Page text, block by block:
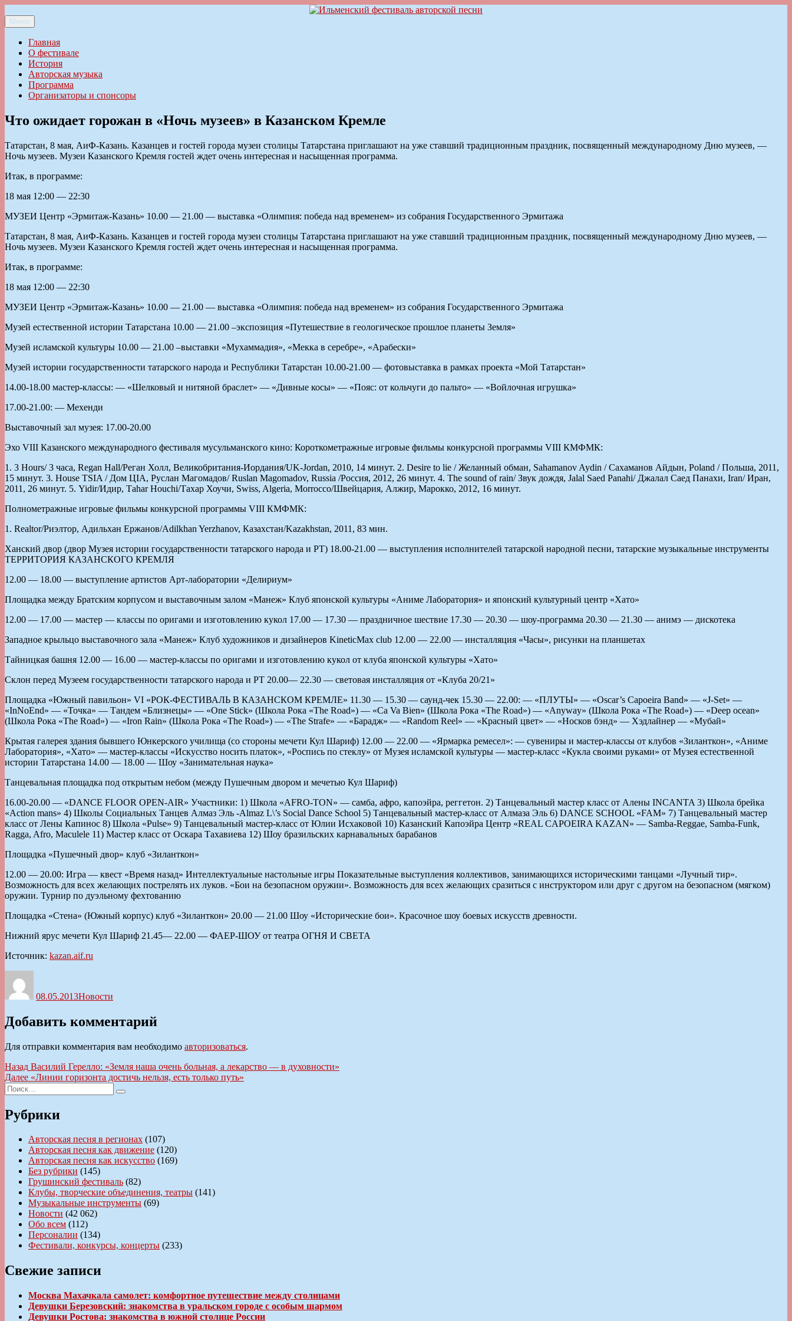
к
содержимому
Ильменский фестиваль авторской песни
Меню
Главная
О фестивале
История
Авторская музыка
Программа
Организаторы и спонсоры
Что ожидает горожан в «Ночь музеев» в Казанском Кремле
Татарстан, 8 мая, АиФ-Казань. Казанцев и гостей города музеи столицы Татарстана приглашают на уже ставший традиционным праздник, посвященный международному Дню музеев, —
Ночь музеев. Музеи Казанского Кремля гостей ждет очень интересная и насыщенная программа.
Итак, в программе:
18 мая 12:00 — 22:30
МУЗЕИ Центр «Эрмитаж-Казань» 10.00 — 21.00 — выставка «Олимпия: победа над временем» из собрания Государственного Эрмитажа
Татарстан, 8 мая, АиФ-Казань. Казанцев и гостей города музеи столицы Татарстана приглашают на уже ставший традиционным праздник, посвященный международному Дню музеев, —
Ночь музеев. Музеи Казанского Кремля гостей ждет очень интересная и насыщенная программа.
Итак, в программе:
18 мая 12:00 — 22:30
МУЗЕИ Центр «Эрмитаж-Казань» 10.00 — 21.00 — выставка «Олимпия: победа над временем» из собрания Государственного Эрмитажа
Музей естественной истории Татарстана 10.00 — 21.00 –экспозиция «Путешествие в геологическое прошлое планеты Земля»
Музей исламской культуры 10.00 — 21.00 –выставки «Мухаммадия», «Мекка в серебре», «Арабески»
Музей истории государственности татарского народа и Республики Татарстан 10.00-21.00 — фотовыставка в рамках проекта «Мой Татарстан»
14.00-18.00 мастер-классы: — «Шелковый и нитяной браслет» — «Дивные косы» — «Пояс: от кольчуги до пальто» — «Войлочная игрушка»
17.00-21.00: — Мехенди
Выставочный зал музея: 17.00-20.00
Эхо VIII Казанского международного фестиваля мусульманского кино: Короткометражные игровые фильмы конкурсной программы VIII КМФМК:
1. 3 Hours/ 3 часа, Regan Hall/Реган Холл, Великобритания-Иордания/UK-Jordan, 2010, 14 минут. 2. Desire to lie / Желанный обман, Sahamanov Aydin / Сахаманов Айдын, Poland / Польша, 2011,
15 минут. 3. House TSIA / Дом ЦIA, Руслан Магомадов/ Ruslan Magomadov, Russia /Россия, 2012, 26 минут. 4. The sound of rain/ Звук дождя, Jalal Saed Panahi/ Джалал Саед Панахи, Iran/ Иран,
2011, 26 минут. 5. Yidir/Идир, Тahar Houchi/Тахар Хоучи, Swiss, Algeria, Morrocco/Швейцария, Алжир, Марокко, 2012, 16 минут.
Полнометражные игровые фильмы конкурсной программы VIII КМФМК:
1. Realtor/Риэлтор, Адильхан Ержанов/Adilkhan Yerzhanov, Казахстан/Kazakhstan, 2011, 83 мин.
Ханский двор (двор Музея истории государственности татарского народа и РТ) 18.00-21.00 — выступления исполнителей татарской народной песни, татарские музыкальные инструменты
ТЕРРИТОРИЯ КАЗАНСКОГО КРЕМЛЯ
12.00 — 18.00 — выступление артистов Арт-лаборатории «Делириум»
Площадка между Братским корпусом и выставочным залом «Манеж» Клуб японской культуры «Аниме Лаборатория» и японский культурный центр «Хато»
12.00 — 17.00 — мастер — классы по оригами и изготовлению кукол 17.00 — 17.30 — праздничное шествие 17.30 — 20.30 — шоу-программа 20.30 — 21.30 — анимэ — дискотека
Западное крыльцо выставочного зала «Манеж» Клуб художников и дизайнеров KineticMax club 12.00 — 22.00 — инсталляция «Часы», рисунки на планшетах
Тайницкая башня 12.00 — 16.00 — мастер-классы по оригами и изготовлению кукол от клуба японской культуры «Хато»
Склон перед Музеем государственности татарского народа и РТ 20.00— 22.30 — световая инсталляция от «Клуба 20/21»
Площадка «Южный павильон» VI «РОК-ФЕСТИВАЛЬ В КАЗАНСКОМ КРЕМЛЕ» 11.30 — 15.30 — саунд-чек 15.30 — 22.00: — «ПЛУТЫ» — «Oscar’s Capoeira Band» — «J-Set» —
«InNoEnd» — «Точка» — Тандем «Близнецы» — «One Stick» (Школа Рока «The Road») — «Ca Va Bien» (Школа Рока «The Road») — «Anyway» (Школа Рока «The Road») — «Deep ocean»
(Школа Рока «The Road») — «Iron Rain» (Школа Рока «The Road») — «The Strafe» — «Барадж» — «Random Reel» — «Красный цвет» — «Носков бэнд» — Хэдлайнер — «Мубай»
Крытая галерея здания бывшего Юнкерского училища (со стороны мечети Кул Шариф) 12.00 — 22.00 — «Ярмарка ремесел»: — сувениры и мастер-классы от клубов «Зиланткон», «Аниме
Лаборатория», «Хато» — мастер-классы «Искусство носить платок», «Роспись по стеклу» от Музея исламской культуры — мастер-класс «Кукла своими руками» от Музея естественной
истории Татарстана 14.00 — 18.00 — Шоу «Занимательная наука»
Танцевальная площадка под открытым небом (между Пушечным двором и мечетью Кул Шариф)
16.00-20.00 — «DANCE FLOOR OPEN-AIR» Участники: 1) Школа «АFRO-TON» — самба, афро, капоэйра, реггетон. 2) Танцевальный мастер класс от Алены INCANTA 3) Школа брейка
«Action mans» 4) Школы Социальных Танцев Алмаз Эль -Almaz L\’s Social Dance School 5) Танцевальный мастер-класс от Алмаза Эль 6) DANCE SCHOOL «FAM» 7) Танцевальный мастер
класс от Лены Капинос 8) Школа «Pulse» 9) Танцевальный мастер-класс от Юлии Исхаковой 10) Казанский Капоэйра Центр «REAL CAPOEIRA KAZAN» — Samba-Reggae, Samba-Funk,
Ragga, Afro, Maculele 11) Мастер класс от Оскара Тахавиева 12) Шоу бразильских карнавальных барабанов
Площадка «Пушечный двор» клуб «Зиланткон»
12.00 — 20.00: Игра — квест «Время назад» Интеллектуальные настольные игры Показательные выступления коллективов, занимающихся историческими танцами «Лучный тир».
Возможность для всех желающих пострелять их луков. «Бои на безопасном оружии». Возможность для всех желающих сразиться с инструктором или друг с другом на безопасном (мягком)
оружии. Турнир по дуэльному фехтованию
Площадка «Стена» (Южный корпус) клуб «Зиланткон» 20.00 — 21.00 Шоу «Исторические бои». Красочное шоу боевых искусств древности.
Нижний ярус мечети Кул Шариф 21.45— 22.00 — ФАЕР-ШОУ от театра ОГНЯ И СВЕТА
Источник: kazan.aif.ru
08.05.2013Новости
Добавить комментарий
Для отправки комментария вам необходимо авторизоваться.
Навигация
по
записям
Назад Предыдущая
запись:
Василий Герелло: «Земля наша очень больная, а лекарство — в духовности»
Далее Следующая
«Линии горизонта достичь нельзя, есть только путь»
Искать:
Поиск
Рубрики
Авторская песня в регионах (107)
Авторская песня как движение (120)
Авторская песня как искусство (169)
Без рубрики (145)
Грушинский фестиваль (82)
Клубы, творческие объединения, театры (141)
Музыкальные инструменты (69)
Новости (42 062)
Обо всем (112)
Персоналии (134)
Фестивали, конкурсы, концерты (233)
Свежие записи
Москва Махачкала самолет: комфортное путешествие между столицами
Девушки Березовский: знакомства в уральском городе с особым шармом
Девушки Ростова: знакомства в южной столице России